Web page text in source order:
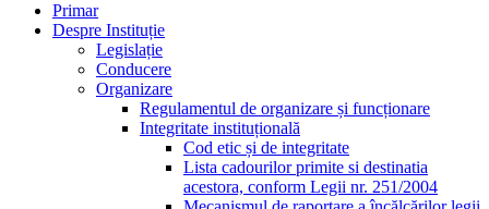
Primar
Despre Instituție
Legislație
Conducere
Organizare
Regulamentul de organizare și funcționare
Integritate instituțională
Cod etic și de integritate
Lista cadourilor primite si destinatia
acestora, conform Legii nr. 251/2004